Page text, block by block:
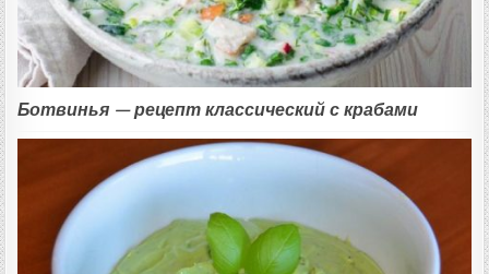
Ботвинья — рецепт классический с крабами